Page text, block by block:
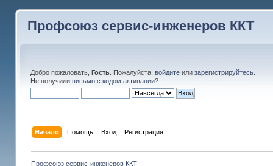
Профсоюз сервис-инженеров ККТ
Добро пожаловать, Гость. Пожалуйста, войдитеили зарегистрируйтесь.
Не получили письмо с кодом активации?
Начало Помощь Вход Регистрация
Профсоюз сервис-инженеров ККТ